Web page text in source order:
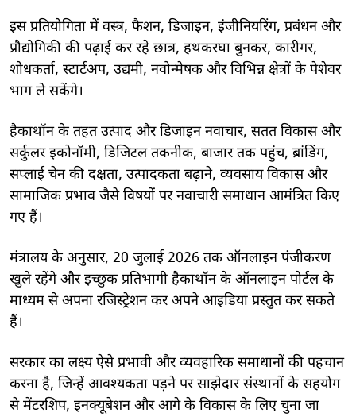
इस प्रतियोगिता में वस्त्र, फैशन, डिजाइन, इंजीनियरिंग, प्रबंधन और
प्रौद्योगिकी की पढ़ाई कर रहे छात्र, हथकरघा बुनकर, कारीगर,
शोधकर्ता, स्टार्टअप, उद्यमी, नवोन्मेषक और विभिन्न क्षेत्रों के पेशेवर
भाग ले सकेंगे।
हैकाथॉन के तहत उत्पाद और डिजाइन नवाचार, सतत विकास और
सर्कुलर इकोनॉमी, डिजिटल तकनीक, बाजार तक पहुंच, ब्रांडिंग,
सप्लाई चेन की दक्षता, उत्पादकता बढ़ाने, व्यवसाय विकास और
सामाजिक प्रभाव जैसे विषयों पर नवाचारी समाधान आमंत्रित किए
गए हैं।
मंत्रालय के अनुसार, 20 जुलाई 2026 तक ऑनलाइन पंजीकरण
खुले रहेंगे और इच्छुक प्रतिभागी हैकाथॉन के ऑनलाइन पोर्टल के
माध्यम से अपना रजिस्ट्रेशन कर अपने आइडिया प्रस्तुत कर सकते
हैं।
सरकार का लक्ष्य ऐसे प्रभावी और व्यवहारिक समाधानों की पहचान
करना है, जिन्हें आवश्यकता पड़ने पर साझेदार संस्थानों के सहयोग
से मेंटरशिप, इनक्यूबेशन और आगे के विकास के लिए चुना जा